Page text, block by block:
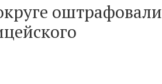
оштрафовали